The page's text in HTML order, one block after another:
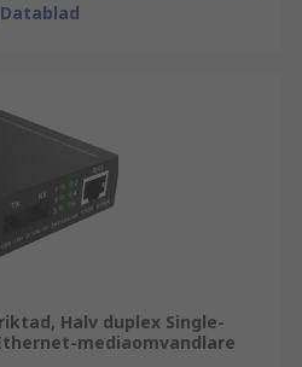
Datablad
Halv duplex Single-
mediaomvandlare